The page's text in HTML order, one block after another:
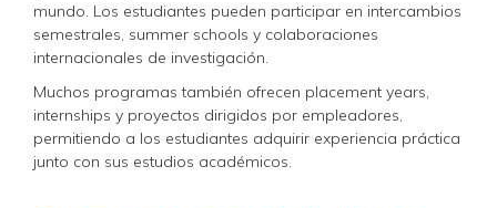
mundo. Los estudiantes pueden participar en intercambios
semestrales, summer schools y colaboraciones
internacionales de investigación.
Muchos programas también ofrecen placement years,
internships y proyectos dirigidos por empleadores,
permitiendo a los estudiantes adquirir experiencia práctica
junto con sus estudios académicos.